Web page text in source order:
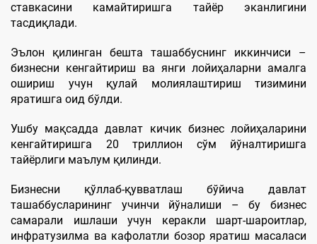
ставкасини камайтиришга тайёр эканлигини
тасдиқлади.
Эълон қилинган бешта ташаббуснинг иккинчиси –
бизнесни кенгайтириш ва янги лойиҳаларни амалга
ошириш учун қулай молиялаштириш тизимини
яратишга оид бўлди.
Ушбу мақсадда давлат кичик бизнес лойиҳаларини
кенгайтиришга 20 триллион сўм йўналтиришга
тайёрлиги маълум қилинди.
Бизнесни қўллаб-қувватлаш бўйича давлат
ташаббусларининг учинчи йўналиши – бу бизнес
самарали ишлаши учун керакли шарт-шароитлар,
инфратузилма ва кафолатли бозор яратиш масаласи